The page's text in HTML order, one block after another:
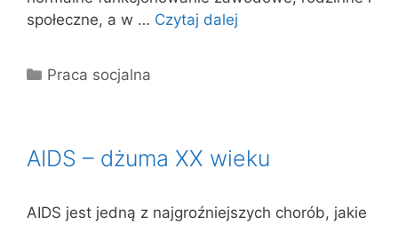
społeczne, a w … Czytaj dalej
Kategorie
Praca socjalna
AIDS – dżuma XX wieku
AIDS jest jedną z najgroźniejszych chorób, jakie